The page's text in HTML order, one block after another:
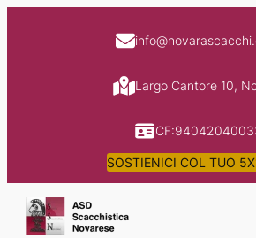
Largo Cantore 10,
SOSTIENICI COL TUO